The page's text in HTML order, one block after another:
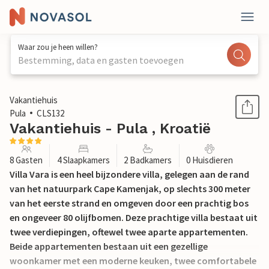
Waar zou je heen willen?
Bestemming, data en gasten toevoegen
1 / 51
Vakantiehuis
Pula
CLS132
Vakantiehuis - Pula , Kroatië
8 Gasten 4 Slaapkamers 2 Badkamers 0 Huisdieren
Villa Vara is een heel bijzondere villa, gelegen aan de rand
van het natuurpark Cape Kamenjak, op slechts 300 meter
van het eerste strand en omgeven door een prachtig bos
en ongeveer 80 olijfbomen. Deze prachtige villa bestaat uit
twee verdiepingen, oftewel twee aparte appartementen.
Beide appartementen bestaan uit een gezellige
woonkamer met een moderne keuken, twee comfortabele